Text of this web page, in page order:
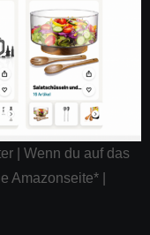
| Wenn du auf das
Amazonseite* |